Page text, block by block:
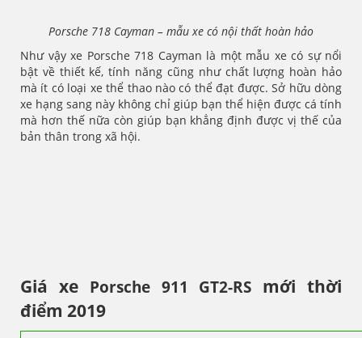
Porsche 718 Cayman – mẫu xe có nội thất hoàn hảo
Như vậy xe Porsche 718 Cayman là một mẫu xe có sự nổi
bật về thiết kế, tính năng cũng như chất lượng hoàn hảo
mà ít có loại xe thể thao nào có thể đạt được. Sở hữu dòng
xe hạng sang này không chỉ giúp bạn thể hiện được cá tính
mà hơn thế nữa còn giúp bạn khẳng định được vị thế của
bản thân trong xã hội.
Giá xe Porsche 911 GT2-RS mới thời
điểm 2019